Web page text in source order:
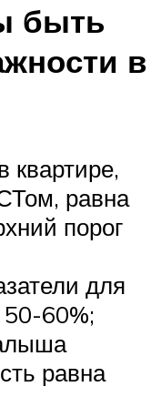
быть
в
квартире,
равна
порог
для
50-60%;
равна